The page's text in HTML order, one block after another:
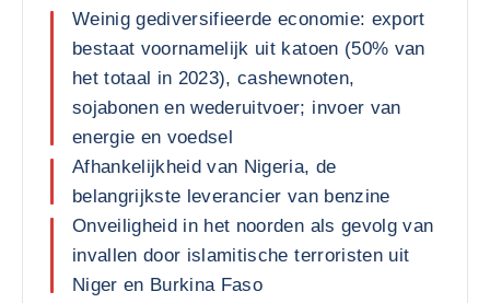
Weinig gediversifieerde economie: export
bestaat voornamelijk uit katoen (50% van
het totaal in 2023), cashewnoten,
sojabonen en wederuitvoer; invoer van
energie en voedsel
Afhankelijkheid van Nigeria, de
belangrijkste leverancier van benzine
Onveiligheid in het noorden als gevolg van
invallen door islamitische terroristen uit
Niger en Burkina Faso